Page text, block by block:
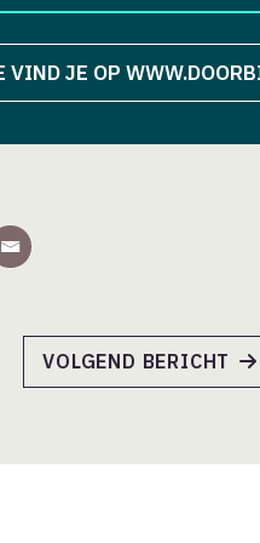
VIND JE OP
VOLGEND BERICHT